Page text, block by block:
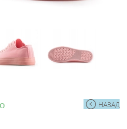
НАЗАД